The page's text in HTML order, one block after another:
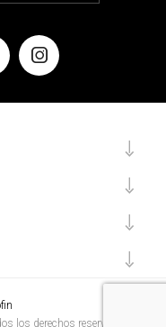
los derechos reservados.